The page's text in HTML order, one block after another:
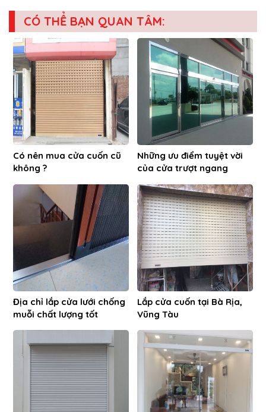
CÓ THỂ BẠN QUAN TÂM:
Có nên mua cửa cuốn cũ
không ?
Những ưu điểm tuyệt vời
của cửa trượt ngang
Địa chỉ lắp cửa lưới chống
muỗi chất lượng tốt
Lắp cửa cuốn tại Bà Rịa,
Vũng Tàu